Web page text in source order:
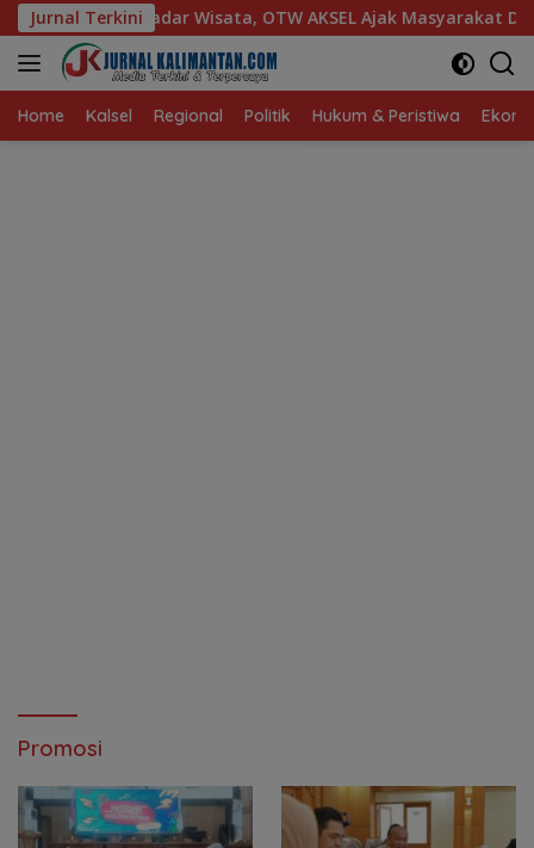
Langsung
ke
konten
Jurnal Terkini
OTW AKSEL Ajak Masyarakat Dukung Produk Lokal
Home Kalsel Regional Politik Hukum & Peristiwa
Promosi